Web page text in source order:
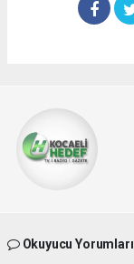
Okuyucu Yorumları